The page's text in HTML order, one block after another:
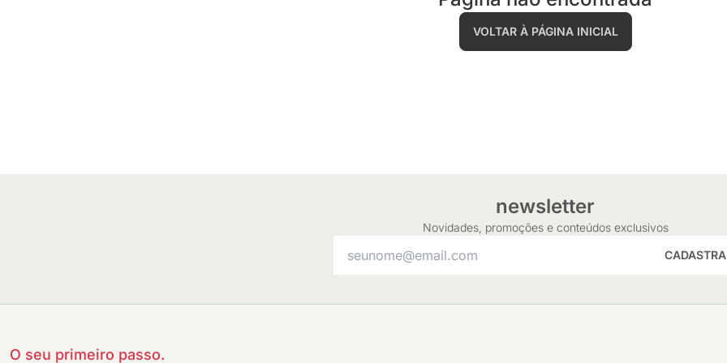
VOLTAR À PÁGINA INICIAL
newsletter
Novidades, promoções e conteúdos exclusivos
O seu primeiro passo.